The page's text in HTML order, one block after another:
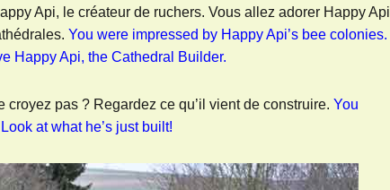
Api, le créateur de ruchers. Vous allez adorer Happy Api
You were impressed by Happy Api’s bee colonies.
Happy Api, the Cathedral Builder.
croyez pas ? Regardez ce qu’il vient de construire. You
at what he’s just built!